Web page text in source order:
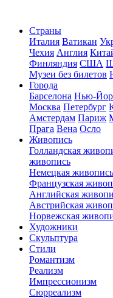
Страны
Италия Ватикан
Чехия Англия
Финляндия США
Музеи без билетов
Города
Барселона Нью-
Москва Петербург
Амстердам Париж
Прага Вена Осло
Живопись
Голландская
живопись
Немецкая живопись
Французская
Английская
Австрийская
Норвежская
Художники
Скульптура
Стили
Романтизм
Реализм
Импрессионизм
Сюрреализм